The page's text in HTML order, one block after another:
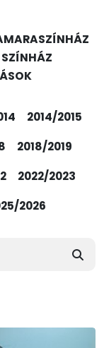
2014/2015
2018/2019
2022/2023
2026